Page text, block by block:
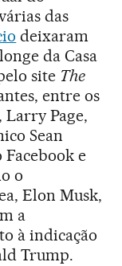
das
deixaram
da Casa
site The
entre os
Larry Page,
Sean
e
o
Elon Musk,
a
à indicação
Trump.